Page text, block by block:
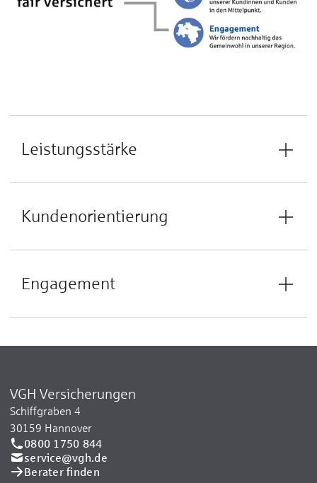
Leistungsstärke
Kundenorientierung
Engagement
VGH Versicherungen
Schiffgraben 4
30159 Hannover
0800 1750 844
service@vgh.de
Berater finden